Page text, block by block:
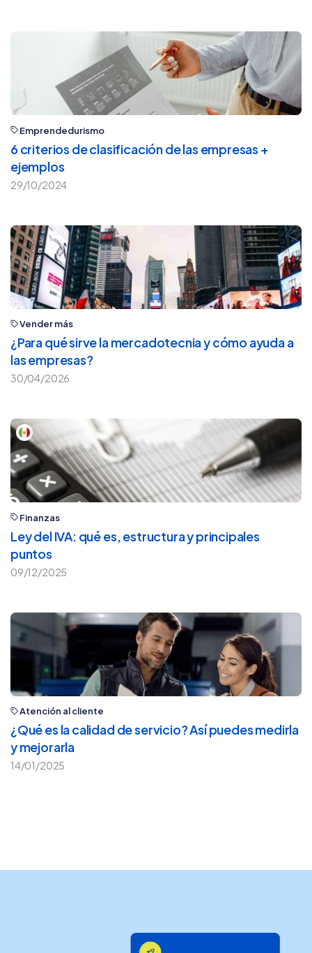
Emprendedurismo
6 criterios de clasificación de las empresas +
ejemplos
29/10/2024
Vender más
¿Para qué sirve la mercadotecnia y cómo ayuda a
las empresas?
30/04/2026
Finanzas
Ley del IVA: qué es, estructura y principales
puntos
09/12/2025
Atención al cliente
¿Qué es la calidad de servicio? Así puedes medirla
y mejorarla
14/01/2025